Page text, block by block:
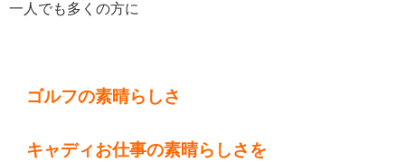
一人でも多くの方に
ゴルフの素晴らしさ
キャディお仕事の素晴らしさを